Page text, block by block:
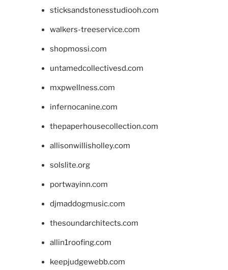
sticksandstonesstudiooh.com
walkers-treeservice.com
shopmossi.com
untamedcollectivesd.com
mxpwellness.com
infernocanine.com
thepaperhousecollection.com
allisonwillisholley.com
solslite.org
portwayinn.com
djmaddogmusic.com
thesoundarchitects.com
allin1roofing.com
keepjudgewebb.com